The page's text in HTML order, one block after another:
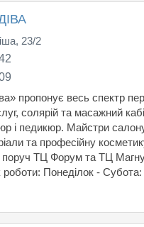
23/2
пропонує весь спектр
солярій та масажний
і педикюр. Майстри
та професійну
поруч ТЦ Форум та ТЦ
роботи: Понеділок -